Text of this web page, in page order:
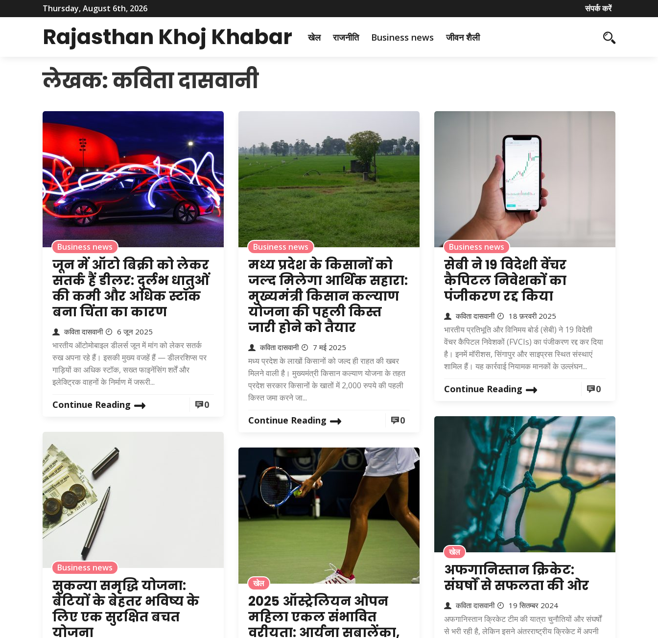
Thursday, August 6th, 2026 संपर्क करें
Rajasthan Khoj Khabar खेल राजनीति Business news जीवन शैली
लेखक:कविता दासवानी
Business news
जून में ऑटो बिक्री को लेकर
सतर्क हैं डीलर: दुर्लभ धातुओं
की कमी और अधिक स्टॉक
बना चिंता का कारण
कविता दासवानी 6 जून 2025
भारतीय ऑटोमोबाइल डीलर्स जून में मांग को लेकर सतर्क
रुख अपना रहे हैं। इसकी मुख्य वजहें हैं — डीलरशिप्स पर
गाड़ियों का अधिक स्टॉक, सख्त फाइनेंसिंग शर्तें और
इलेक्ट्रिक वाहनों के निर्माण में जरूरी...
Continue Reading 0
Business news
मध्य प्रदेश के किसानों को
जल्द मिलेगा आर्थिक सहारा:
मुख्यमंत्री किसान कल्याण
योजना की पहली किस्त
जारी होने को तैयार
कविता दासवानी 7 मई 2025
मध्य प्रदेश के लाखों किसानों को जल्द ही राहत की खबर
मिलने वाली है। मुख्यमंत्री किसान कल्याण योजना के तहत
प्रदेश सरकार किसानों के खातों में 2,000 रुपये की पहली
किस्त जमा करने जा...
Continue Reading 0
Business news
सेबी ने 19 विदेशी वेंचर
कैपिटल निवेशकों का
पंजीकरण रद्द किया
कविता दासवानी 18 फ़रवरी 2025
भारतीय प्रतिभूति और विनिमय बोर्ड (सेबी) ने 19 विदेशी
वेंचर कैपिटल निवेशकों (FVCIs) का पंजीकरण रद्द कर दिया
है। इनमें मॉरीशस, सिंगापुर और साइप्रस स्थित संस्थाएं
शामिल हैं। यह कार्रवाई नियामक मानकों के उल्लंघन...
Continue Reading 0
Business news
सुकन्या समृद्धि योजना:
बेटियों के बेहतर भविष्य के
लिए एक सुरक्षित बचत
योजना
खेल
2025 ऑस्ट्रेलियन ओपन
महिला एकल संभावित
वरीयता: आर्यना सबालेंका,
खेल
अफगानिस्तान क्रिकेट:
संघर्षों से सफलता की ओर
कविता दासवानी 19 सितम्बर 2024
अफगानिस्तान क्रिकेट टीम की यात्रा चुनौतियों और संघर्षों
से भरी रही है, लेकिन इसने अंतरराष्ट्रीय क्रिकेट में अपनी